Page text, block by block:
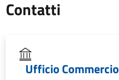
Contatti
Ufficio Commercio